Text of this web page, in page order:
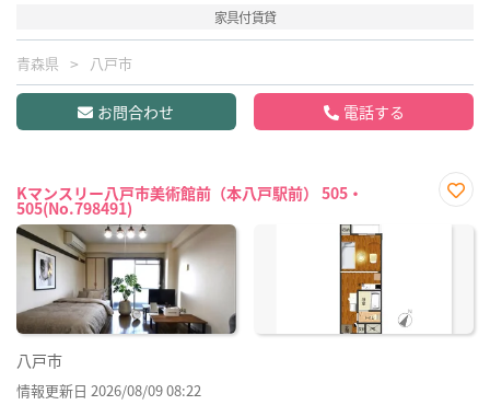
家具付賃貸
青森県 八戸市
お問合わせ 電話する
Kマンスリー八戸市美術館前（本八戸駅前） 505・
505(No.798491)
に入
八戸市
情報更新日 2026/08/09 08:22